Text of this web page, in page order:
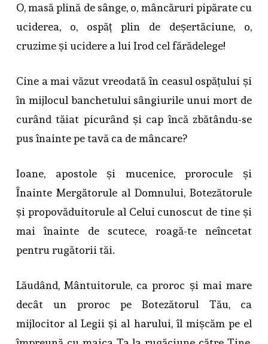
O, masă plină de sânge, o, mâncăruri pipărate cu
uciderea, o, ospăț plin de deșertăciune, o,
cruzime și ucidere a lui Irod cel fărădelege!
Cine a mai văzut vreodată în ceasul ospățului și
în mijlocul banchetului sângiurile unui mort de
curând tăiat picurând și cap încă zbătându-se
pus înainte pe tavă ca de mâncare?
Ioane, apostole și mucenice, prorocule și
Înainte Mergătorule al Domnului, Botezătorule
și propovăduitorule al Celui cunoscut de tine și
mai înainte de scutece, roagă-te neîncetat
pentru rugătorii tăi.
Lăudând, Mântuitorule, ca proroc și mai mare
decât un proroc pe Botezătorul Tău, ca
mijlocitor al Legii și al harului, îl mișcăm pe el